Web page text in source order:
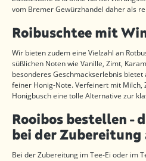
vom Bremer Gewürzhandel daher als
Roibuschtee mit
Wir bieten zudem eine Vielzahl an
süßlichen Noten wie Vanille, Zimt,
besonderes Geschmackserlebnis
feiner Honig-Note. Verfeinert mit Milch,
Honigbusch eine tolle Alternative zur
Rooibos bestellen -
bei der Zubereitung
Bei der Zubereitung im Tee-Ei oder im